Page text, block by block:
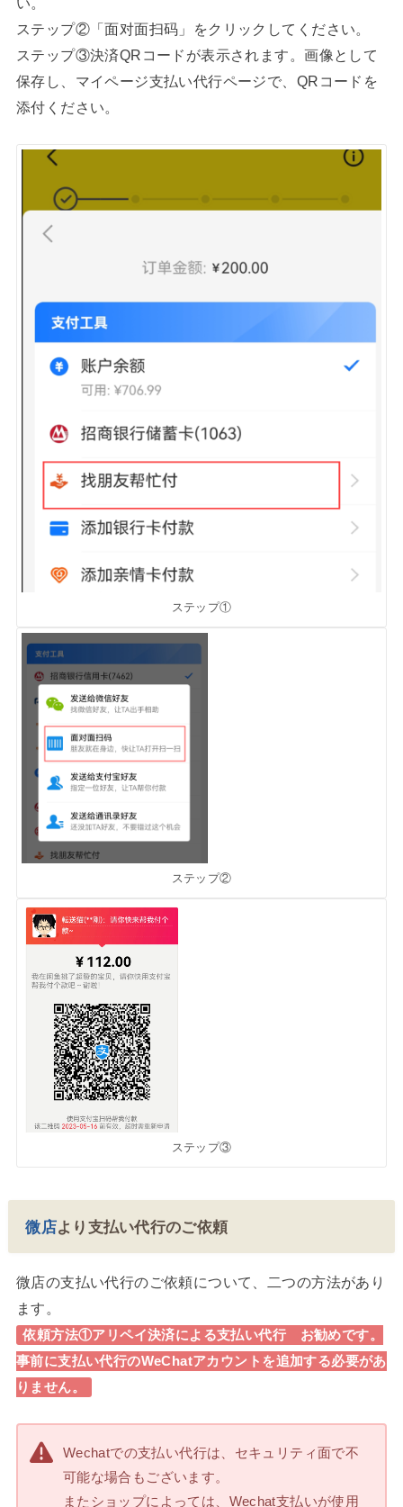
ステップ②「面对面扫码」をクリックしてください。
ステップ③決済QRコードが表示されます。画像として
保存し、マイページ支払い代行ページで、QRコードを
添付ください。
ステップ①
ステップ②
ステップ③
微店より支払い代行のご依頼
微店の支払い代行のご依頼について、二つの方法があり
ます。
依頼方法①アリペイ決済による支払い代行 お勧めです。
事前に支払い代行のWeChatアカウントを追加する必要があ
りません。
Wechatでの支払い代行は、セキュリティ面で不
可能な場合もございます。
またショップによっては、Wechat支払いが使用